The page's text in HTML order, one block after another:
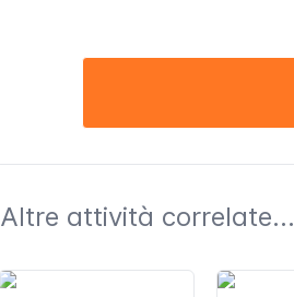
Altre attività correlate...